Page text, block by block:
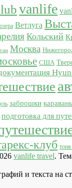
vanlife
Ветлуга
Кольский
Москва
США
заброшки
подготовка для
клуб
vanlife travel.
и текста на